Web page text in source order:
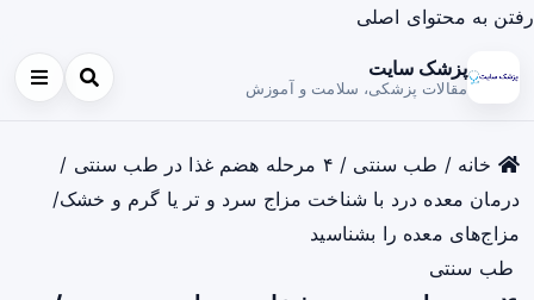
رفتن به محتوای اصلی
پزشک سایت
مقالات پزشکی، سلامت و آموزش
خانه / طب سنتی /
۴ مرحله هضم غذا در طب سنتی /
درمان معده درد با شناخت مزاج سرد و تر یا گرم و خشک/
مزاج‌های معده را بشناسید
طب سنتی